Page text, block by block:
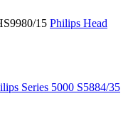
Philips Head
Series 5000 S5884/35